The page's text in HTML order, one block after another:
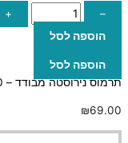
–
+
הוספה לסל
הוספה לסל
תרמוס נירוסטה מבודד – 1200 מ"ל
₪69.00